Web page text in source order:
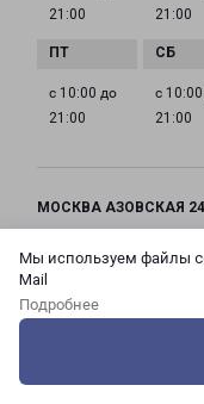
Мы используем файлы
Mail
Подробнее
21:00
21:00
с 10:00 до
21:00
с
21:00
МОСКВА АЗОВСКАЯ
Азовская, дом 24,
на карте